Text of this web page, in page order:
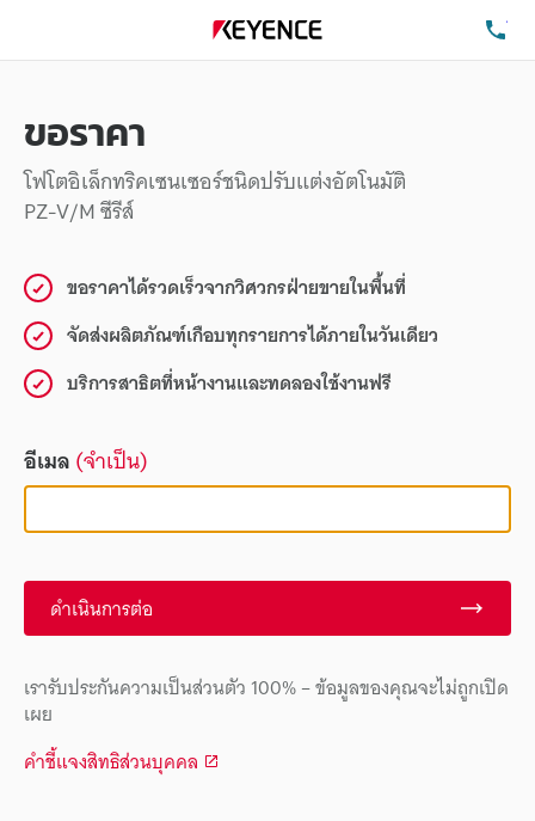
ขอราคา
โฟโตอิเล็กทริคเซนเซอร์ชนิดปรับแต่งอัตโนมัติ
PZ-V/M ซีรีส์
ขอราคาได้รวดเร็วจากวิศวกรฝ่ายขายในพื้นที่
จัดส่งผลิตภัณฑ์เกือบทุกรายการได้ภายในวันเดียว
บริการสาธิตที่หน้างานและทดลองใช้งานฟรี
อีเมล(จำเป็น)
ดำเนินการต่อ
เรารับประกันความเป็นส่วนตัว 100% – ข้อมูลของคุณจะไม่ถูกเปิด
เผย
คำชี้แจงสิทธิส่วนบุคคล